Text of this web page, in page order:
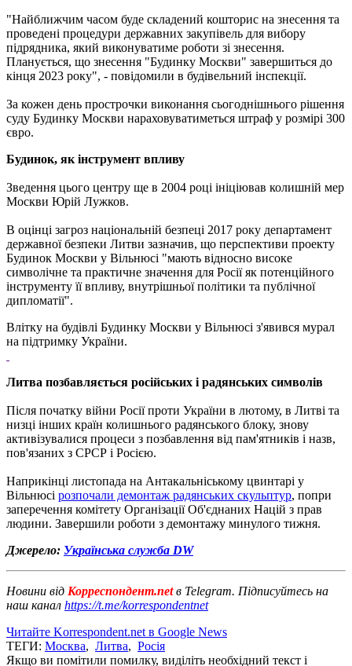
"Найближчим часом буде складений кошторис на знесення та
проведені процедури державних закупівель для вибору
підрядника, який виконуватиме роботи зі знесення.
Планується, що знесення "Будинку Москви" завершиться до
кінця 2023 року", - повідомили в будівельний інспекції.
За кожен день прострочки виконання сьогоднішнього рішення
суду Будинку Москви нараховуватиметься штраф у розмірі 300
євро.
Будинок, як інструмент впливу
Зведення цього центру ще в 2004 році ініціював колишній мер
Москви Юрій Лужков.
В оцінці загроз національній безпеці 2017 року департамент
державної безпеки Литви зазначив, що перспективи проекту
Будинок Москви у Вільнюсі "мають відносно високе
символічне та практичне значення для Росії як потенційного
інструменту її впливу, внутрішньої політики та публічної
дипломатії".
Влітку на будівлі Будинку Москви у Вільнюсі з'явився мурал
на підтримку України.
Литва позбавляється російських і радянських символів
Після початку війни Росії проти України в лютому, в Литві та
низці інших країн колишнього радянського блоку, знову
активізувалися процеси з позбавлення від пам'ятників і назв,
пов'язаних з СРСР і Росією.
Наприкінці листопада на Антакальніському цвинтарі у
Вільнюсі розпочали демонтаж радянських скульптур, попри
заперечення комітету Організації Об'єднаних Націй з прав
людини. Завершили роботи з демонтажу минулого тижня.
Джерело: Українська служба DW
Новини від Корреспондент.netв Telegram. Підписуйтесь на
наш канал https://t.me/korrespondentnet
Читайте Korrespondent.net в Google News
ТЕГИ: Москва, Литва, Росія
Якщо ви помітили помилку, виділіть необхідний текст і